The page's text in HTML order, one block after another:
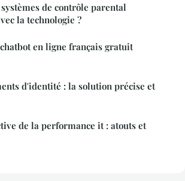
de contrôle parental
la technologie ?
en ligne français gratuit
d'identité : la solution précise et
de la performance it : atouts et